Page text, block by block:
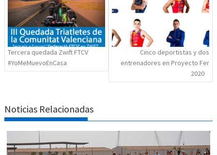
Tercera quedada Zwift FTCV
#YoMeMuevoEnCasa
Cinco deportistas y dos
entrenadores en Proyecto Fer
2020
Noticias Relacionadas